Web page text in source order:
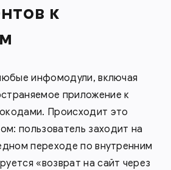
к
инфомодули, включая
приложение к
Происходит это
пользователь заходит на
переходе по внутренним
«возврат на сайт через